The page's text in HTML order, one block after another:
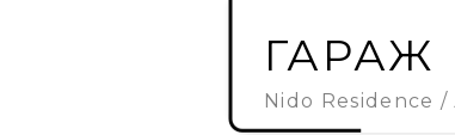
ГАРАЖ
Nido Residence